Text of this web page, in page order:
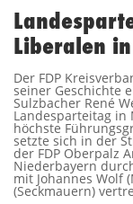
Liberalen
Der FDP
seiner Geschichte
Sulzbacher René
Landesparteitag in
höchste
setzte sich in der
der FDP Oberpalz
Niederbayern
mit Johannes Wolf
(Seckmauern)